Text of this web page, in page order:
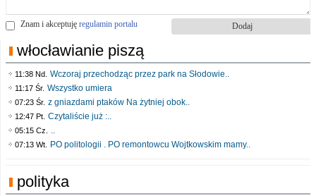
Znam i akceptuję regulamin portalu
włocławianie piszą
11:38 Nd. Wczoraj przechodząc przez park na Słodowie..
11:17 Śr. Wszystko umiera
07:23 Śr. z gniazdami ptaków Na żytniej obok..
12:47 Pt. Czytaliście już :..
05:15 Cz. ..
07:13 Wt. PO politologii . PO remontowcu Wojtkowskim mamy..
polityka